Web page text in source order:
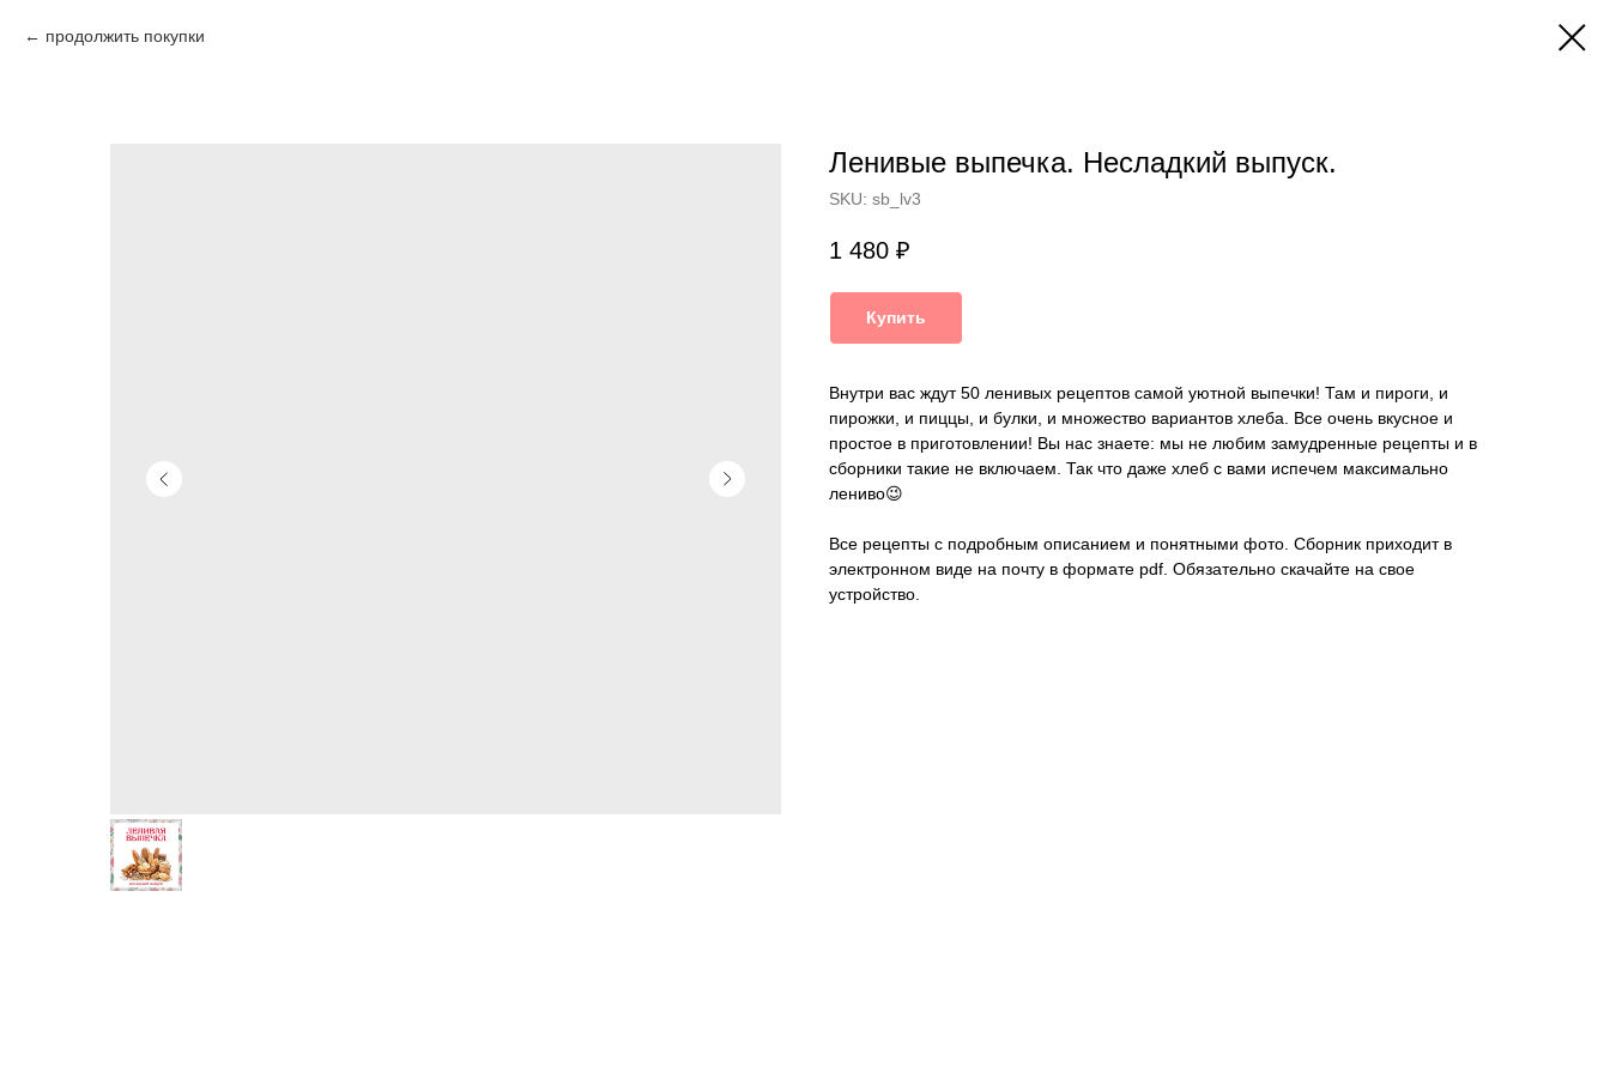
продолжить покупки
Ленивые выпечка. Несладкий выпуск.
SKU: sb_lv3
1 480 ₽
Купить
Внутри вас ждут 50 ленивых рецептов самой уютной выпечки! Там и пироги, и
пирожки, и пиццы, и булки, и множество вариантов хлеба. Все очень вкусное и
простое в приготовлении! Вы нас знаете: мы не любим замудренные рецепты и в
сборники такие не включаем. Так что даже хлеб с вами испечем максимально
лениво😉
Все рецепты с подробным описанием и понятными фото. Сборник приходит в
электронном виде на почту в формате pdf. Обязательно скачайте на свое
устройство.